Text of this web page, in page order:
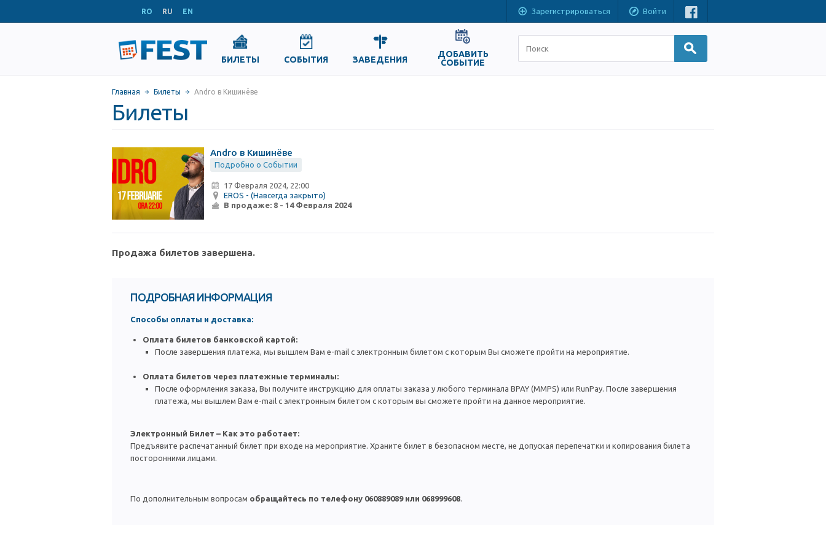
RO RU EN Зарегистрироваться Войти
БИЛЕТЫ СОБЫТИЯ ЗАВЕДЕНИЯ
ДОБАВИТЬ
СОБЫТИЕ
Главная Билеты Andro в Кишинёве
Билеты
Andro в Кишинёве
Подробно о Событии
17 Февраля 2024, 22:00
EROS - (Навсегда закрыто)
В продаже: 8 - 14 Февраля 2024
Продажа билетов завершена.
ПОДРОБНАЯ ИНФОРМАЦИЯ
Способы оплаты и доставка:
Оплата билетов банковской картой:
После завершения платежа, мы вышлем Вам e-mail с электронным билетом с которым Вы сможете пройти на мероприятие.
Оплата билетов через платежные терминалы:
После оформления заказа, Вы получите инструкцию для оплаты заказа у любого терминала BPAY (MMPS) или RunPay. После завершения
платежа, мы вышлем Вам e-mail с электронным билетом с которым вы сможете пройти на данное мероприятие.
Электронный Билет – Как это работает:
Предъявите распечатанный билет при входе на мероприятие. Храните билет в безопасном месте, не допуская перепечатки и копирования билета
посторонними лицами.
По дополнительным вопросам обращайтесь по телефону 060889089 или 068999608.